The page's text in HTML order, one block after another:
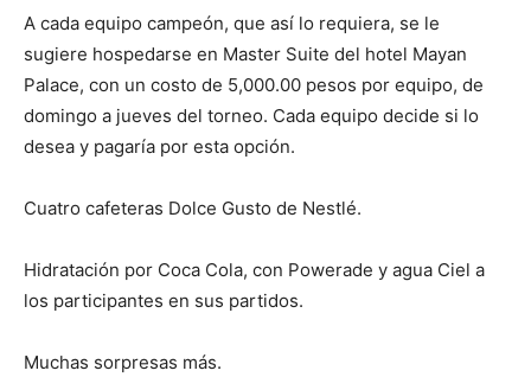
A cada equipo campeón, que así lo requiera, se le
sugiere hospedarse en Master Suite del hotel Mayan
Palace, con un costo de 5,000.00 pesos por equipo, de
domingo a jueves del torneo. Cada equipo decide si lo
desea y pagaría por esta opción.
Cuatro cafeteras Dolce Gusto de Nestlé.
Hidratación por Coca Cola, con Powerade y agua Ciel a
los participantes en sus partidos.
Muchas sorpresas más.